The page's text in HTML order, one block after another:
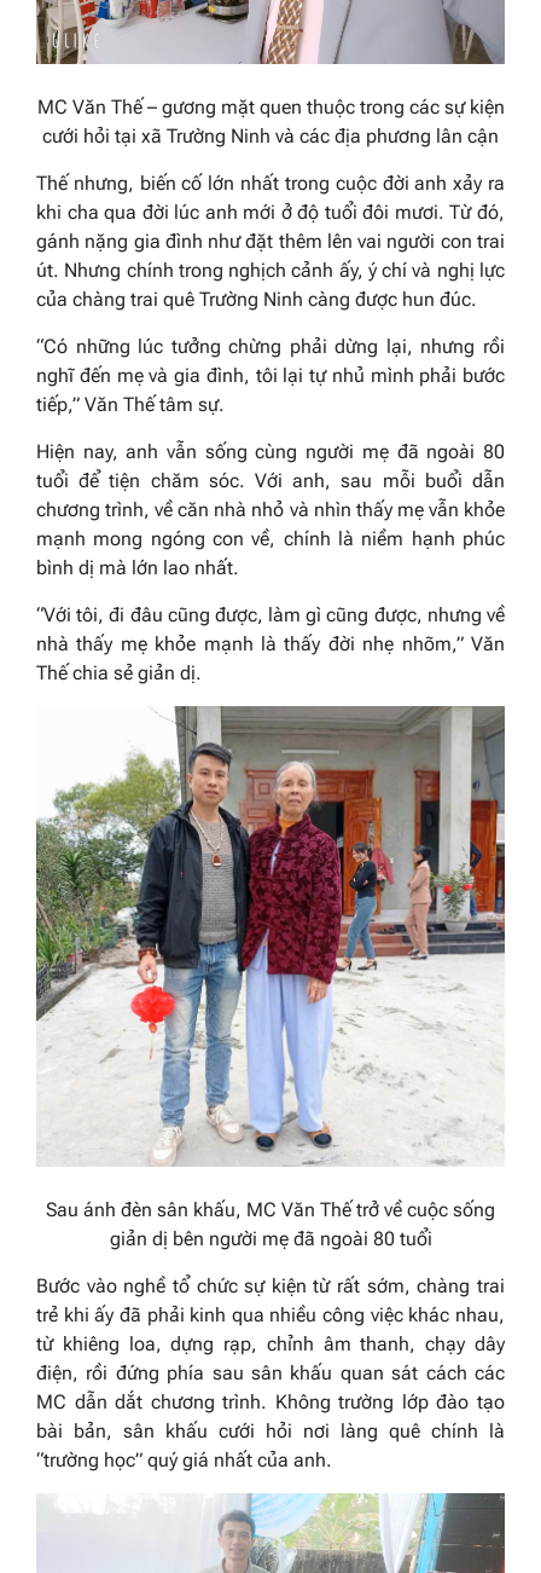
MC Văn Thế – gương mặt quen thuộc trong các sự kiện
cưới hỏi tại xã Trường Ninh và các địa phương lân cận
Thế nhưng, biến cố lớn nhất trong cuộc đời anh xảy ra
khi cha qua đời lúc anh mới ở độ tuổi đôi mươi. Từ đó,
gánh nặng gia đình như đặt thêm lên vai người con trai
út. Nhưng chính trong nghịch cảnh ấy, ý chí và nghị lực
của chàng trai quê Trường Ninh càng được hun đúc.
“Có những lúc tưởng chừng phải dừng lại, nhưng rồi
nghĩ đến mẹ và gia đình, tôi lại tự nhủ mình phải bước
tiếp,” Văn Thế tâm sự.
Hiện nay, anh vẫn sống cùng người mẹ đã ngoài 80
tuổi để tiện chăm sóc. Với anh, sau mỗi buổi dẫn
chương trình, về căn nhà nhỏ và nhìn thấy mẹ vẫn khỏe
mạnh mong ngóng con về, chính là niềm hạnh phúc
bình dị mà lớn lao nhất.
“Với tôi, đi đâu cũng được, làm gì cũng được, nhưng về
nhà thấy mẹ khỏe mạnh là thấy đời nhẹ nhõm,” Văn
Thế chia sẻ giản dị.
Sau ánh đèn sân khấu, MC Văn Thế trở về cuộc sống
giản dị bên người mẹ đã ngoài 80 tuổi
Bước vào nghề tổ chức sự kiện từ rất sớm, chàng trai
trẻ khi ấy đã phải kinh qua nhiều công việc khác nhau,
từ khiêng loa, dựng rạp, chỉnh âm thanh, chạy dây
điện, rồi đứng phía sau sân khấu quan sát cách các
MC dẫn dắt chương trình. Không trường lớp đào tạo
bài bản, sân khấu cưới hỏi nơi làng quê chính là
“trường học” quý giá nhất của anh.